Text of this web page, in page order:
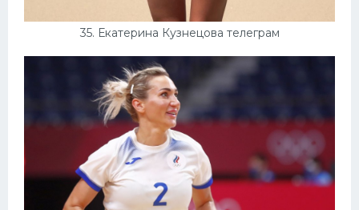
35. Екатерина Кузнецова телеграм